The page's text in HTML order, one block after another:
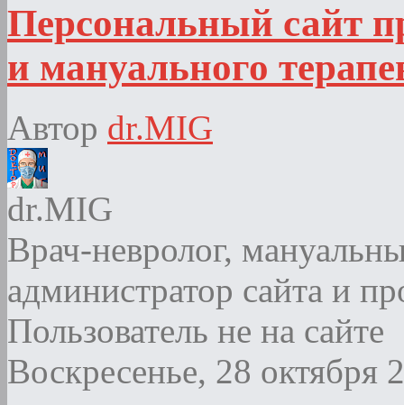
Персональный сайт
и мануального
Автор dr.MIG
dr.MIG
Врач-невролог,
администратор сайта и
Пользователь не на сайте
Воскресенье, 28 октября